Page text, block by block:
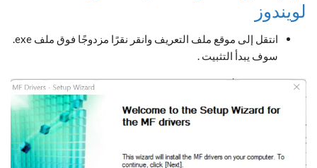
لويندوز
سوف يبدأ التثبيت .